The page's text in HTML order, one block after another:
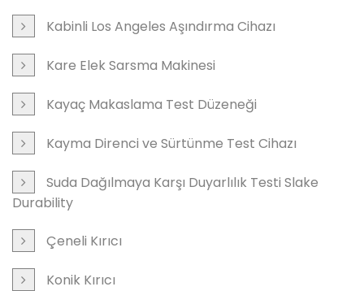
Kabinli Los Angeles Aşındırma Cihazı
Kare Elek Sarsma Makinesi
Kayaç Makaslama Test Düzeneği
Kayma Direnci ve Sürtünme Test Cihazı
Suda Dağılmaya Karşı Duyarlılık Testi Slake
Durability
Çeneli Kırıcı
Konik Kırıcı